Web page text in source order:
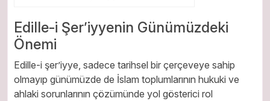
Edille-i Şer’iyyenin Günümüzdeki
Önemi
Edille-i şer’iyye, sadece tarihsel bir çerçeveye sahip
olmayıp günümüzde de İslam toplumlarının hukuki ve
ahlaki sorunlarının çözümünde yol gösterici rol